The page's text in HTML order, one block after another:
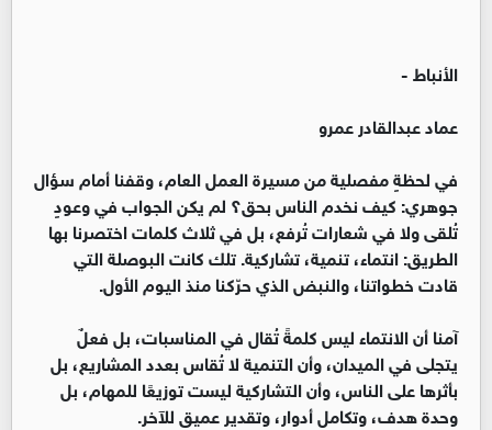
الأنباط -
عماد عبدالقادر عمرو
في لحظةٍ مفصلية من مسيرة العمل العام، وقفنا أمام سؤال
جوهري: كيف نخدم الناس بحق؟ لم يكن الجواب في وعودٍ
تُلقى ولا في شعارات تُرفع، بل في ثلاث كلمات اختصرنا بها
الطريق: انتماء، تنمية، تشاركية. تلك كانت البوصلة التي
قادت خطواتنا، والنبض الذي حرّكنا منذ اليوم الأول.
آمنا أن الانتماء ليس كلمةً تُقال في المناسبات، بل فعلٌ
يتجلى في الميدان، وأن التنمية لا تُقاس بعدد المشاريع، بل
بأثرها على الناس، وأن التشاركية ليست توزيعًا للمهام، بل
وحدة هدف، وتكامل أدوار، وتقدير عميق للآخر.